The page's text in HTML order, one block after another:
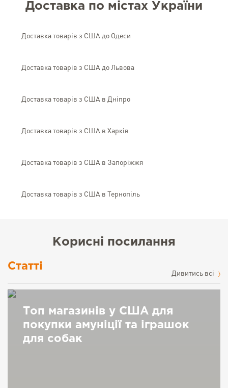
Доставка по містах України
Доставка товарів з США до Одеси
Доставка товарів з США до Львова
Доставка товарів з США в Дніпро
Доставка товарів з США в Харків
Доставка товарів з США в Запоріжжя
Доставка товарів з США в Тернопіль
Корисні посилання
Статті
Дивитись всі
Топ магазинів у США для
покупки амуніції та іграшок
для собак